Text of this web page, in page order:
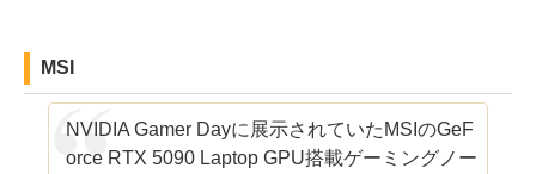
MSI
NVIDIA Gamer Dayに展示されていたMSIのGeF
orce RTX 5090 Laptop GPU搭載ゲーミングノー